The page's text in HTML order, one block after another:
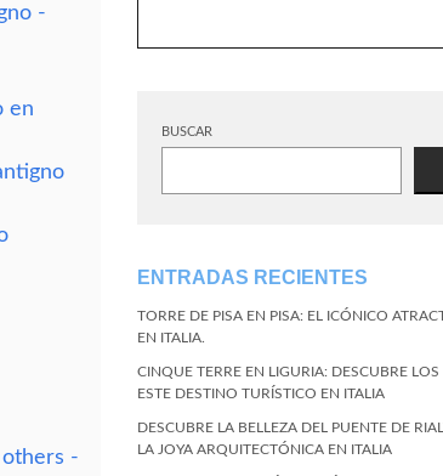
-
en
-
BUSCAR
ENTRADAS RECIENTES
TORRE DE PISA EN PISA: EL ICÓNICO
EN ITALIA.
CINQUE TERRE EN LIGURIA: DESCUBRE
ESTE DESTINO TURÍSTICO EN ITALIA
DESCUBRE LA BELLEZA DEL PUENTE DE
LA JOYA ARQUITECTÓNICA EN ITALIA